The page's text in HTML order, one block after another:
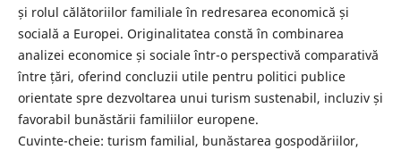
și rolul călătoriilor familiale în redresarea economică și
socială a Europei. Originalitatea constă în combinarea
analizei economice și sociale într-o perspectivă comparativă
între țări, oferind concluzii utile pentru politici publice
orientate spre dezvoltarea unui turism sustenabil, incluziv și
favorabil bunăstării familiilor europene.
Cuvinte-cheie: turism familial, bunăstarea gospodăriilor,